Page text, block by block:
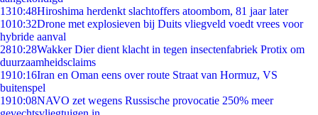
1310:48Hiroshima herdenkt slachtoffers atoombom, 81 jaar later
1010:32Drone met explosieven bij Duits vliegveld voedt vrees voor
hybride aanval
2810:28Wakker Dier dient klacht in tegen insectenfabriek Protix om
duurzaamheidsclaims
1910:16Iran en Oman eens over route Straat van Hormuz, VS
buitenspel
1910:08NAVO zet wegens Russische provocatie 250% meer